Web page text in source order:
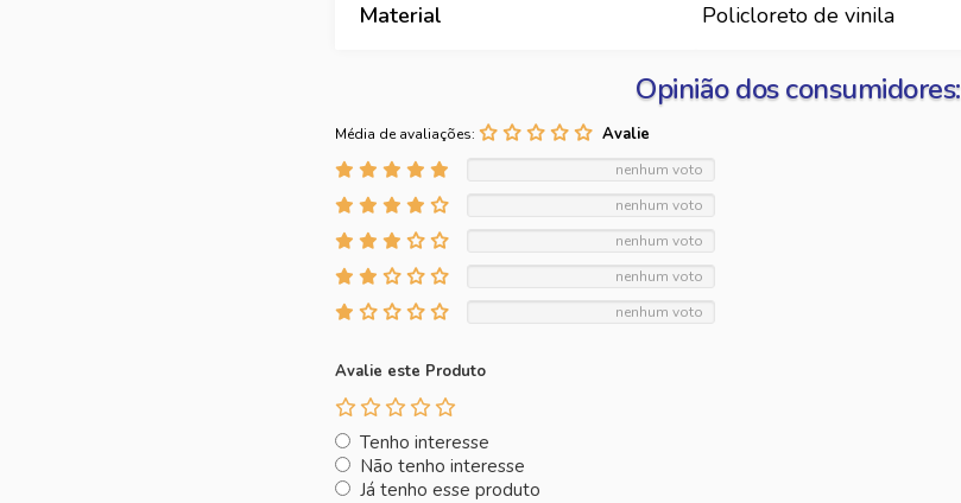
Material Policloreto de vinila
Opinião dos consumidores:
Média de avaliações:
nenhum voto
nenhum voto
nenhum voto
nenhum voto
nenhum voto
Avalie este Produto
Tenho interesse
Não tenho interesse
Já tenho esse produto